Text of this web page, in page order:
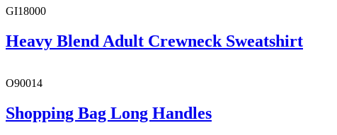
GI18000
Heavy Blend Adult Crewneck Sweatshirt
O90014
Shopping Bag Long Handles